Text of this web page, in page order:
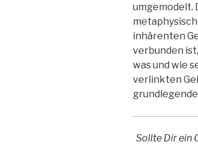
umgemodelt.
inhärenten
verbunden
was und wie
verlinkten
Sollte Dir ein